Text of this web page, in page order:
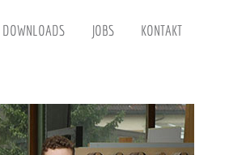
DOWNLOADS JOBS KONTAKT